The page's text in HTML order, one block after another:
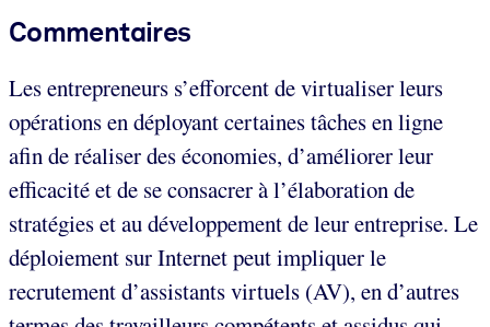
Commentaires
Les entrepreneurs s’efforcent de virtualiser leurs
opérations en déployant certaines tâches en ligne
afin de réaliser des économies, d’améliorer leur
efficacité et de se consacrer à l’élaboration de
stratégies et au développement de leur entreprise. Le
déploiement sur Internet peut impliquer le
recrutement d’assistants virtuels (AV), en d’autres